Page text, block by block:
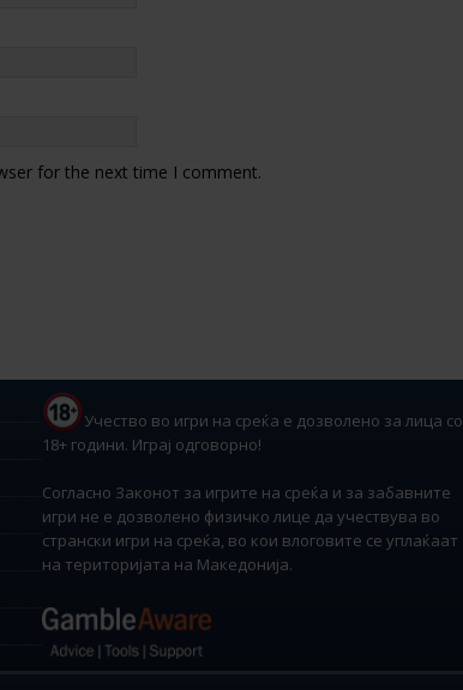
for the next time I comment.
Учество во игри на среќа е дозволено за лица со
18+ години. Играј одговорно!
Согласно Законот за игрите на среќа и за забавните
игри не е дозволено физичко лице да учествува во
странски игри на среќа, во кои влоговите се уплаќаат
на територијата на Македонија.